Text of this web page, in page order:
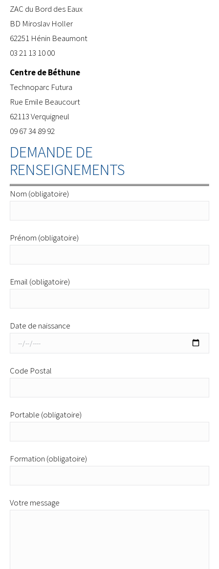
ZAC du Bord des Eaux
BD Miroslav Holler
62251 Hénin Beaumont
03 21 13 10 00
Centre de Béthune
​Technoparc Futura
Rue Emile Beaucourt
62113 Verquigneul
09 67 34 89 92
DEMANDE DE
RENSEIGNEMENTS
Nom (obligatoire)
Prénom (obligatoire)
Email (obligatoire)
Date de naissance
Code Postal
Portable (obligatoire)
Formation (obligatoire)
Votre message